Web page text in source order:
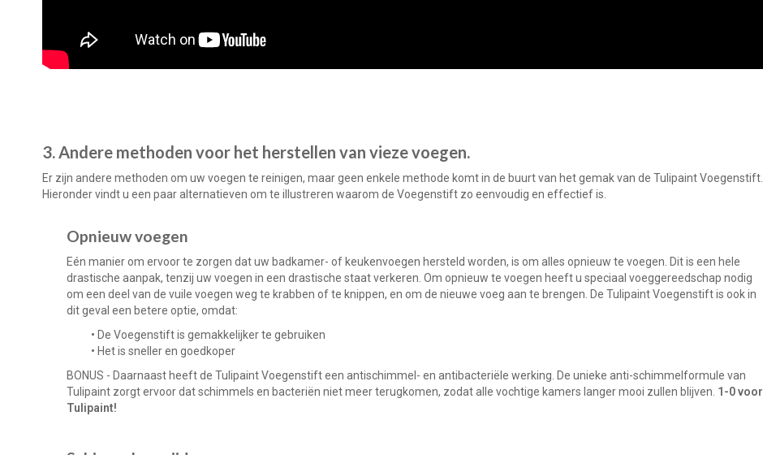
3. Andere methoden voor het herstellen van vieze voegen.
Er zijn andere methoden om uw voegen te reinigen, maar geen enkele methode komt in de buurt van het gemak van de Tulipaint Voegenstift.
Hieronder vindt u een paar alternatieven om te illustreren waarom de Voegenstift zo eenvoudig en effectief is.
Opnieuw voegen
Eén manier om ervoor te zorgen dat uw badkamer- of keukenvoegen hersteld worden, is om alles opnieuw te voegen. Dit is een hele
drastische aanpak, tenzij uw voegen in een drastische staat verkeren. Om opnieuw te voegen heeft u speciaal voeggereedschap nodig
om een deel van de vuile voegen weg te krabben of te knippen, en om de nieuwe voeg aan te brengen. De Tulipaint Voegenstift is ook in
dit geval een betere optie, omdat:
• De Voegenstift is gemakkelijker te gebruiken
• Het is sneller en goedkoper
BONUS - Daarnaast heeft de Tulipaint Voegenstift een antischimmel- en antibacteriële werking. De unieke anti-schimmelformule van
Tulipaint zorgt ervoor dat schimmels en bacteriën niet meer terugkomen, zodat alle vochtige kamers langer mooi zullen blijven. 1-0 voor
Tulipaint!